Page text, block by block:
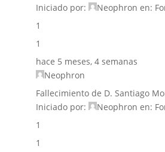
Iniciado por:
Neophron en:
1
1
hace 5 meses, 4 semanas
Neophron
Fallecimiento de D. Santiago
Iniciado por:
Neophron en:
1
1